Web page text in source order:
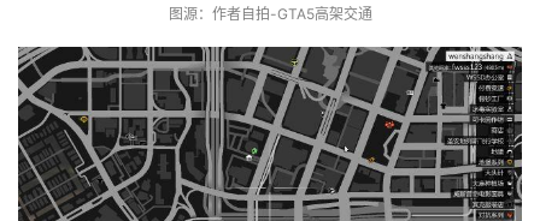
图源：作者自拍-GTA5高架交通